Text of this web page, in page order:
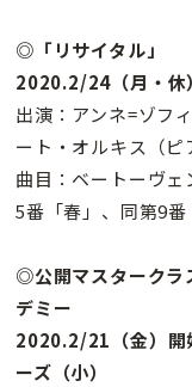
◎「リサイタル」
2020.2/24（月・休
出演：アンネ=ゾフ
ート・オルキス（ピ
曲目：ベートーヴ
5番「春」、同第9番
◎公開マスタークラ
デミー
2020.2/21（金）開
ーズ（小）